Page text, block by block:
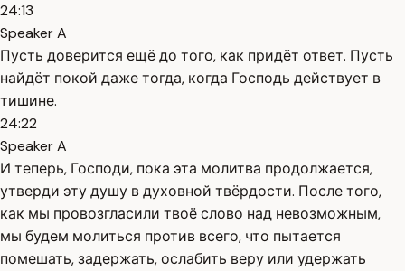
24:13
Speaker A
Пусть доверится ещё до того, как придёт ответ. Пусть
найдёт покой даже тогда, когда Господь действует в
тишине.
24:22
Speaker A
И теперь, Господи, пока эта молитва продолжается,
утверди эту душу в духовной твёрдости. После того,
как мы провозгласили твоё слово над невозможным,
мы будем молиться против всего, что пытается
помешать, задержать, ослабить веру или удержать